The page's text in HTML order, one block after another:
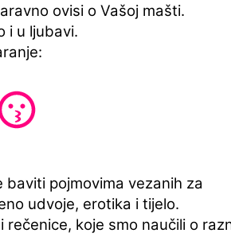
ovisi o Vašoj mašti.
i u ljubavi.
pojmovima vezanih za
udvoje, erotika i tijelo.
rečenice, koje smo naučili o